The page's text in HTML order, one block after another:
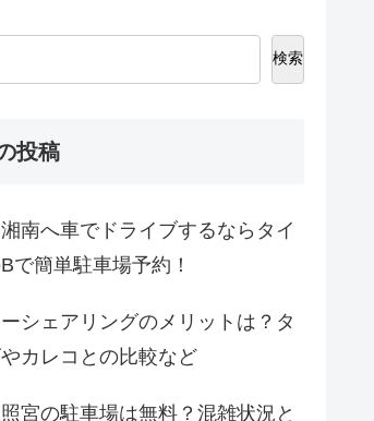
検索
投稿
南へ車でドライブするならタイ
で簡単駐車場予約！
シェアリングのメリットは？タ
カレコとの比較など
宮の駐車場は無料？混雑状況と